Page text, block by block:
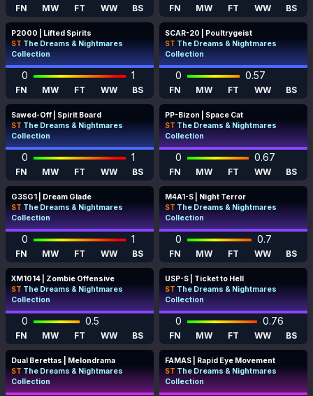
FN MW FT WW BS FN MW FT WW BS
P2000 | Lifted Spirits
ST The Dreams & Nightmares
Collection
0 1
FN MW FT WW BS
SCAR-20 | Poultrygeist
ST The Dreams & Nightmares
Collection
0 0.57
FN MW FT WW BS
Sawed-Off | Spirit Board
ST The Dreams & Nightmares
Collection
0 1
FN MW FT WW BS
PP-Bizon | Space Cat
ST The Dreams & Nightmares
Collection
0 0.67
FN MW FT WW BS
G3SG1 | Dream Glade
ST The Dreams & Nightmares
Collection
0 1
FN MW FT WW BS
M4A1-S | Night Terror
ST The Dreams & Nightmares
Collection
0 0.7
FN MW FT WW BS
XM1014 | Zombie Offensive
ST The Dreams & Nightmares
Collection
0 0.5
FN MW FT WW BS
USP-S | Ticket to Hell
ST The Dreams & Nightmares
Collection
0 0.76
FN MW FT WW BS
Dual Berettas | Melondrama
ST The Dreams & Nightmares
Collection
FAMAS | Rapid Eye Movement
ST The Dreams & Nightmares
Collection